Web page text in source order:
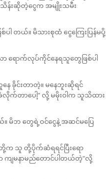
းသိန်းဆိုတဲ့ငွေက အမျိုးသမီး
တယ်။ မိသားစုထံ ငွေကြေးပြန်မပို့
ရောက်လုပ်ကိုင်နေရသူတွေဖြစ်ပါ
ခိုင်းတာတဲ့။ မနေဘူးဆိုရင်
လိုက်တာပေါ့” လို့ မမိုးဝါက သူသိထား
။ မိဘ တွေရဲ့ဝင်ငွေနဲ့ အဆင်မပြေ
တို့က သူ တို့ပိုက်ဆံရရင်ပြီးရော
ကျမနာမည်တောင်ပါတယ်တဲ့”လို့